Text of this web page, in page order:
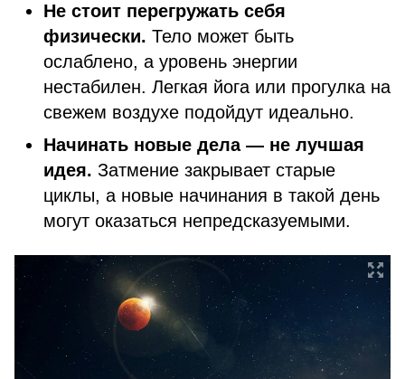
Не стоит перегружать себя
физически. Тело может быть
ослаблено, а уровень энергии
нестабилен. Легкая йога или прогулка на
свежем воздухе подойдут идеально.
Начинать новые дела — не лучшая
идея. Затмение закрывает старые
циклы, а новые начинания в такой день
могут оказаться непредсказуемыми.